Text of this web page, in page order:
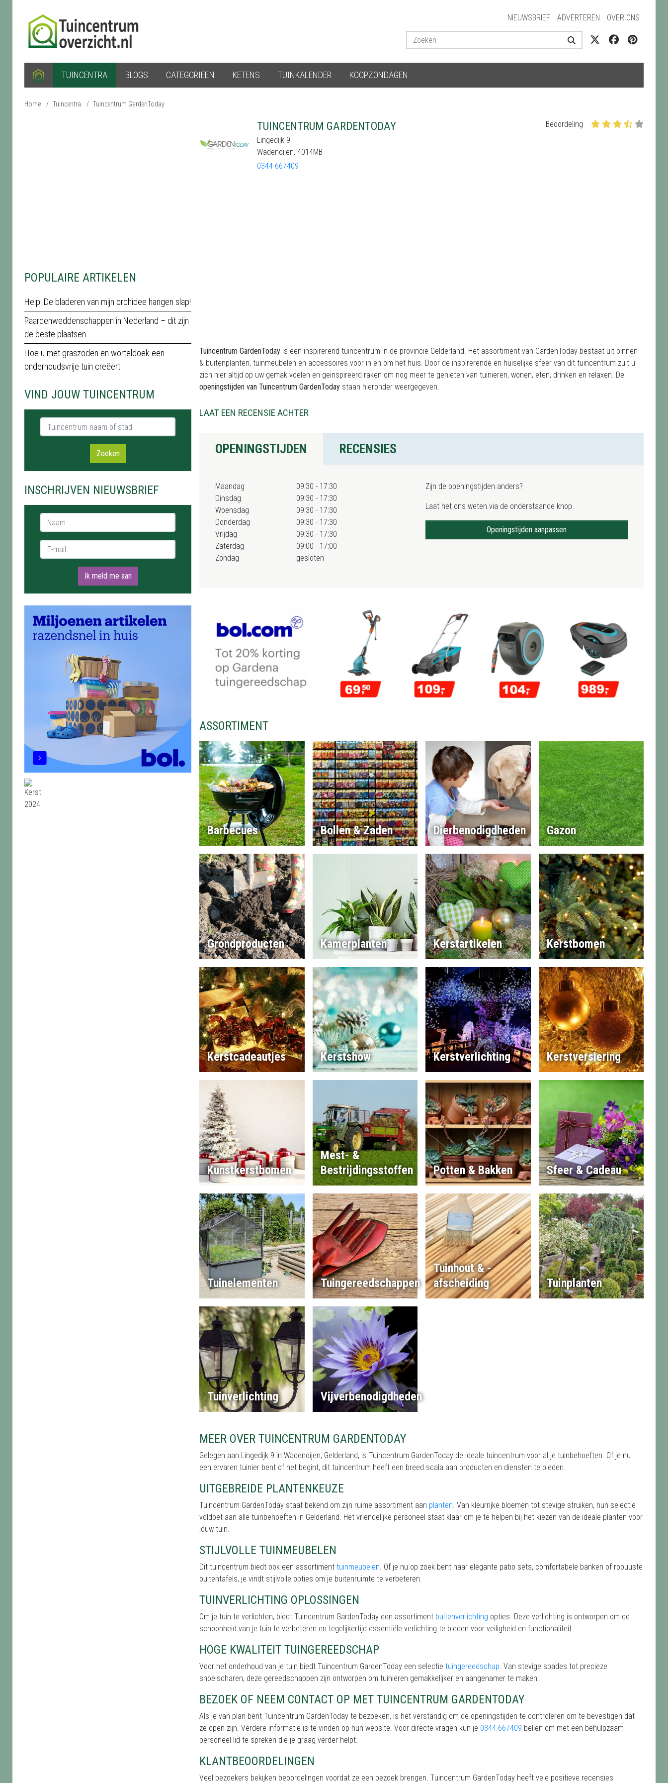
NIEUWSBRIEF ADVERTEREN OVER ONS
TUINCENTRA BLOGS CATEGORIEËN KETENS TUINKALENDER KOOPZONDAGEN
Home / Tuincentra / Tuincentrum GardenToday
POPULAIRE ARTIKELEN
Help! De bladeren van mijn orchidee hangen slap!
Paardenweddenschappen in Nederland – dit zijn
de beste plaatsen
Hoe u met graszoden en worteldoek een
onderhoudsvrije tuin creëert
VIND JOUW TUINCENTRUM
Tuincentrum naam of stad
Zoeken
INSCHRIJVEN NIEUWSBRIEF
Naam *
E-mail *
Ik meld me aan
TUINCENTRUM GARDENTODAY
Lingedijk 9
Wadenoijen, 4014MB
0344-667409
Beoordeling
Tuincentrum GardenToday is een inspirerend tuincentrum in de provincie Gelderland. Het assortiment van GardenToday bestaat uit binnen-
& buitenplanten, tuinmeubelen en accessoires voor in en om het huis. Door de inspirerende en huiselijke sfeer van dit tuincentrum zult u
zich hier altijd op uw gemak voelen en geïnspireerd raken om nog meer te genieten van tuinieren, wonen, eten, drinken en relaxen. De
openingstijden van Tuincentrum GardenToday staan hieronder weergegeven.
LAAT EEN RECENSIE ACHTER
OPENINGSTIJDEN RECENSIES
Maandag
09:30 - 17:30
Dinsdag
09:30 - 17:30
Woensdag
09:30 - 17:30
Donderdag
09:30 - 17:30
Vrijdag
09:30 - 17:30
Zaterdag
09:00 - 17:00
Zondag
gesloten
Zijn de openingstijden anders?
Laat het ons weten via de onderstaande knop.
Openingstijden aanpassen
ASSORTIMENT
Barbecues Bollen & Zaden Dierbenodigdheden Gazon
Grondproducten Kamerplanten Kerstartikelen Kerstbomen
Kerstcadeautjes Kerstshow Kerstverlichting Kerstversiering
Kunstkerstbomen
Mest- &
Bestrijdingsstoffen
Potten & Bakken Sfeer & Cadeau
Tuinelementen Tuingereedschappen
Tuinhout & -
afscheiding
Tuinplanten
Tuinverlichting Vijverbenodigdheden
MEER OVER TUINCENTRUM GARDENTODAY
Gelegen aan Lingedijk 9 in Wadenoijen, Gelderland, is Tuincentrum GardenToday de ideale tuincentrum voor al je tuinbehoeften. Of je nu
een ervaren tuinier bent of net begint, dit tuincentrum heeft een breed scala aan producten en diensten te bieden.
UITGEBREIDE PLANTENKEUZE
Tuincentrum GardenToday staat bekend om zijn ruime assortiment aan planten . Van kleurrijke bloemen tot stevige struiken, hun selectie
voldoet aan alle tuinbehoeften in Gelderland. Het vriendelijke personeel staat klaar om je te helpen bij het kiezen van de ideale planten voor
jouw tuin.
STIJLVOLLE TUINMEUBELEN
Dit tuincentrum biedt ook een assortiment tuinmeubelen . Of je nu op zoek bent naar elegante patio sets, comfortabele banken of robuuste
buitentafels, je vindt stijlvolle opties om je buitenruimte te verbeteren.
TUINVERLICHTING OPLOSSINGEN
Om je tuin te verlichten, biedt Tuincentrum GardenToday een assortiment buitenverlichting opties. Deze verlichting is ontworpen om de
schoonheid van je tuin te verbeteren en tegelijkertijd essentiële verlichting te bieden voor veiligheid en functionaliteit.
HOGE KWALITEIT TUINGEREEDSCHAP
Voor het onderhoud van je tuin biedt Tuincentrum GardenToday een selectie tuingereedschap . Van stevige spades tot precieze
snoeischaren, deze gereedschappen zijn ontworpen om tuinieren gemakkelijker en aangenamer te maken.
BEZOEK OF NEEM CONTACT OP MET TUINCENTRUM GARDENTODAY
Als je van plan bent Tuincentrum GardenToday te bezoeken, is het verstandig om de openingstijden te controleren om te bevestigen dat
ze open zijn. Verdere informatie is te vinden op hun website. Voor directe vragen kun je 0344-667409 bellen om met een behulpzaam
personeel lid te spreken die je graag verder helpt.
KLANTBEOORDELINGEN
Veel bezoekers bekijken beoordelingen voordat ze een bezoek brengen. Tuincentrum GardenToday heeft vele positieve recensies